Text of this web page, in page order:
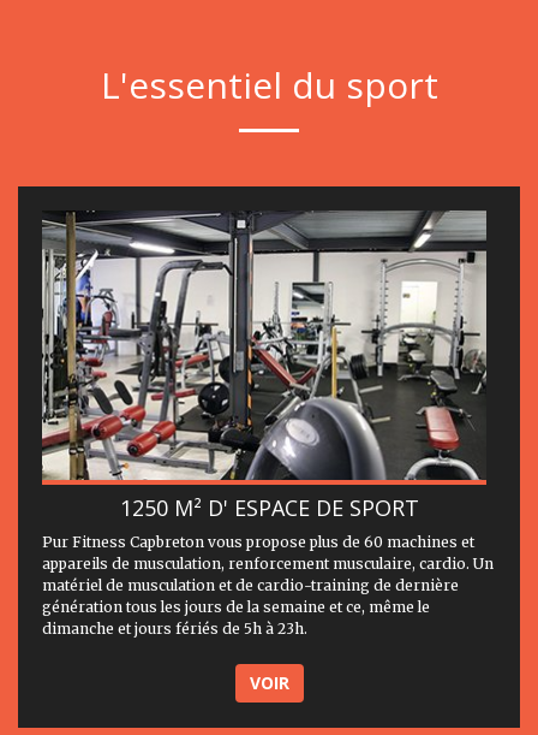
L'essentiel du sport
1250 M² D' ESPACE DE SPORT
Pur Fitness Capbreton vous propose plus de 60 machines et
appareils de musculation, renforcement musculaire, cardio. Un
matériel de musculation et de cardio-training de dernière
génération tous les jours de la semaine et ce, même le
dimanche et jours fériés de 5h à 23h.
VOIR